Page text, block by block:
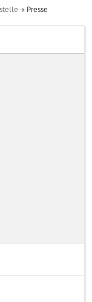
Presse